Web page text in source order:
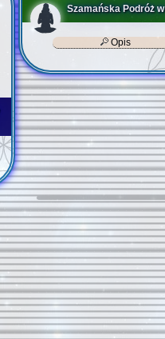
Szamańska Podróż
Opis